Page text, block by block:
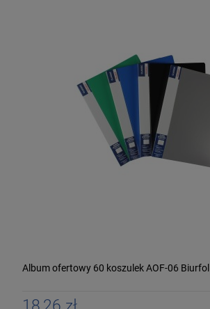
Album ofertowy 60 koszulek AOF-06 Biurfol